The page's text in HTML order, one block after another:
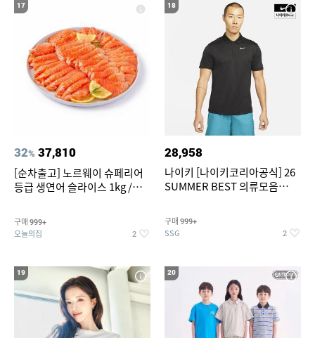
17
32% 37,810
[순차출고] 노르웨이 슈페리어
등급 생연어 슬라이스 1kg /
구매 999+
오늘의집 2
18
28,958
나이키 [나이키코리아공식] 26
SUMMER BEST 의류모음
구매 999+
SSG 2
19 20